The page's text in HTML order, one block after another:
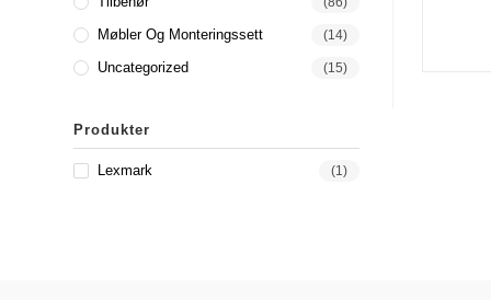
Møbler Og Monteringssett (14)
Uncategorized (15)
Produkter
Lexmark (1)